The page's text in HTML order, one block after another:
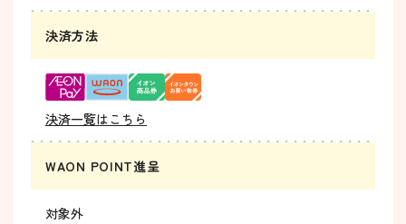
決済方法
決済一覧はこちら
WAON POINT進呈
対象外